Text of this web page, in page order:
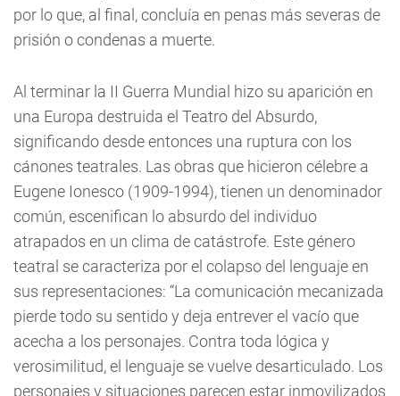
por lo que, al final, concluía en penas más severas de
prisión o condenas a muerte.
Al terminar la II Guerra Mundial hizo su aparición en
una Europa destruida el Teatro del Absurdo,
significando desde entonces una ruptura con los
cánones teatrales. Las obras que hicieron célebre a
Eugene Ionesco (1909-1994), tienen un denominador
común, escenifican lo absurdo del individuo
atrapados en un clima de catástrofe. Este género
teatral se caracteriza por el colapso del lenguaje en
sus representaciones: “La comunicación mecanizada
pierde todo su sentido y deja entrever el vacío que
acecha a los personajes. Contra toda lógica y
verosimilitud, el lenguaje se vuelve desarticulado. Los
personajes y situaciones parecen estar inmovilizados